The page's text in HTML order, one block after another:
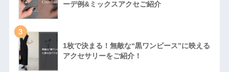
ーデ例&ミックスアクセご紹介
3
1枚で決まる！無敵な“黒ワンピース”に映える
アクセサリーをご紹介！